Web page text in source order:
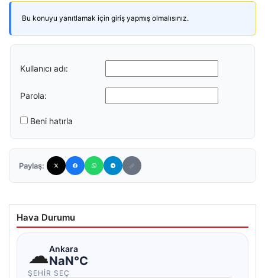
Bu konuyu yanıtlamak için giriş yapmış olmalısınız.
Kullanıcı adı:
Parola:
Beni hatırla
Paylaş:
Hava Durumu
☁Ankara
NaN°C
ŞEHIR SEÇ